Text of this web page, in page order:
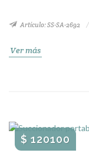
Artículo: SS-SA-2692
Ver más
$ 120100